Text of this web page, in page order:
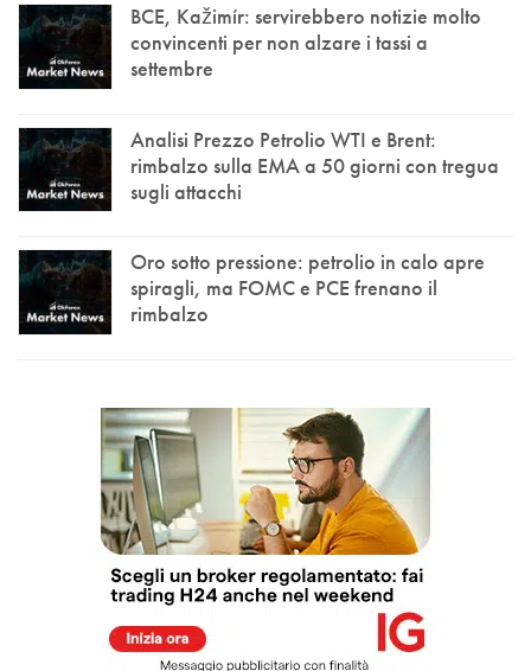
BCE, Kažimír: servirebbero notizie molto
convincenti per non alzare i tassi a
settembre
Analisi Prezzo Petrolio WTI e Brent:
rimbalzo sulla EMA a 50 giorni con tregua
sugli attacchi
Oro sotto pressione: petrolio in calo apre
spiragli, ma FOMC e PCE frenano il
rimbalzo